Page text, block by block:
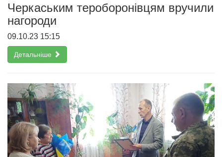
Черкаським тероборонівцям вручили
нагороди
09.10.23 15:15
Детальніше